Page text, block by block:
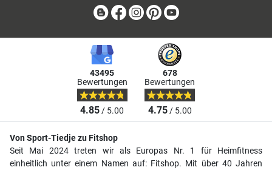
BlogFacebook
Instagram
Pinterest
43495
Bewertungen
4.85/ 5.00
678
Bewertungen
4.75/ 5.00
Von Sport-Tiedje zu Fitshop
Seit Mai 2024 treten wir als Europas Nr. 1 für Heimfitness
einheitlich unter einem Namen auf: Fitshop. Mit über 40 Jahren